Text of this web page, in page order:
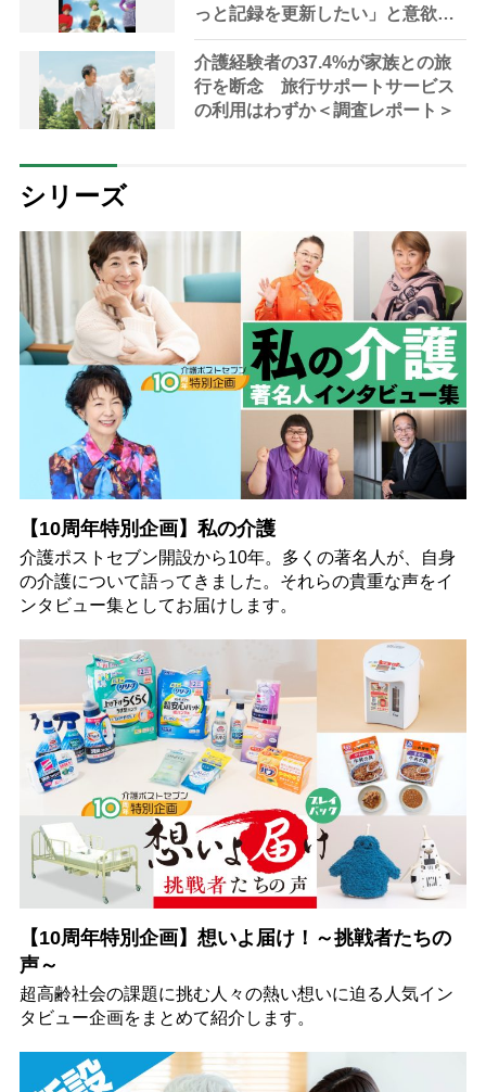
っと記録を更新したい」と意欲
満々
介護経験者の37.4%が家族との旅
行を断念 旅行サポートサービス
の利用はわずか＜調査レポート＞
シリーズ
【10周年特別企画】私の介護
介護ポストセブン開設から10年。多くの著名人が、自身
の介護について語ってきました。それらの貴重な声をイ
ンタビュー集としてお届けします。
【10周年特別企画】想いよ届け！～挑戦者たちの
声～
超高齢社会の課題に挑む人々の熱い想いに迫る人気イン
タビュー企画をまとめて紹介します。